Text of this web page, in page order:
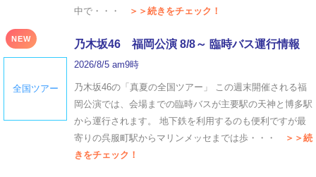
中で・・・
＞＞続きをチェック！
NEW
全国ツアー
乃木坂46 福岡公演 8/8～ 臨時バス運行情報
2026/8/5 am9時
乃木坂46の「真夏の全国ツアー」 この週末開催される福
岡公演では、会場までの臨時バスが主要駅の天神と博多駅
から運行されます。 地下鉄を利用するのも便利ですが最
寄りの呉服町駅からマリンメッセまでは歩・・・
＞＞続
きをチェック！